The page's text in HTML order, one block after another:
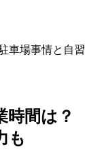
車場事情と自習
時間は？
も